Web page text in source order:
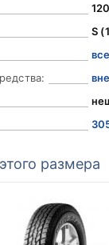
S
размера